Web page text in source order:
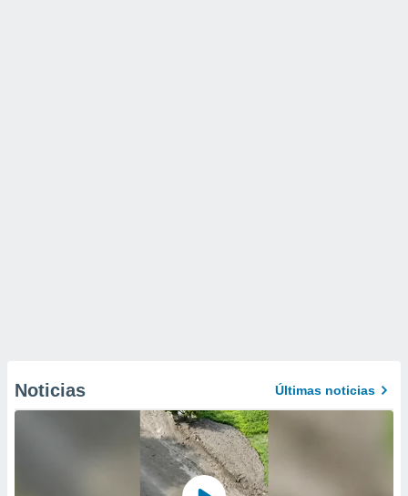
Noticias Últimas noticias